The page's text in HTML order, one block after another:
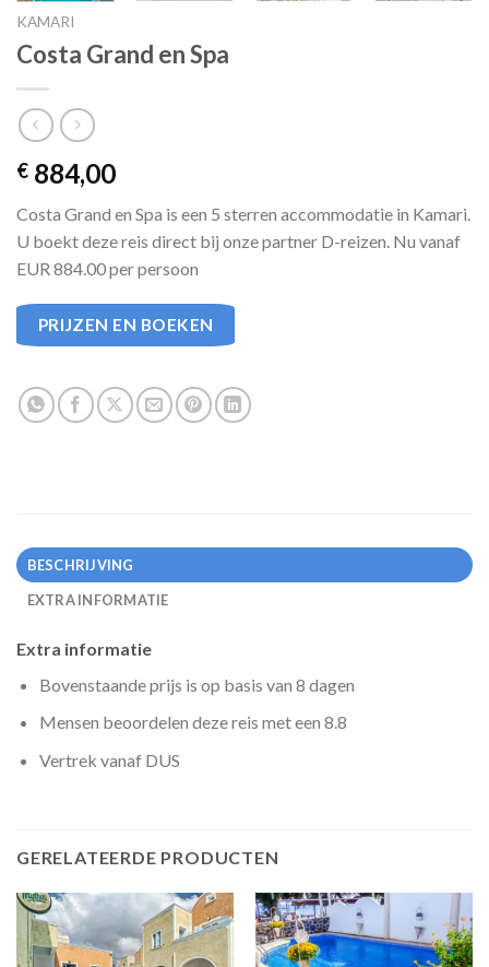
KAMARI
Costa Grand en Spa
€ 884,00
Costa Grand en Spa is een 5 sterren accommodatie in Kamari.
U boekt deze reis direct bij onze partner D-reizen. Nu vanaf
EUR 884.00 per persoon
PRIJZEN EN BOEKEN
BESCHRIJVING
EXTRA INFORMATIE
Extra informatie
Bovenstaande prijs is op basis van 8 dagen
Mensen beoordelen deze reis met een 8.8
Vertrek vanaf DUS
GERELATEERDE PRODUCTEN